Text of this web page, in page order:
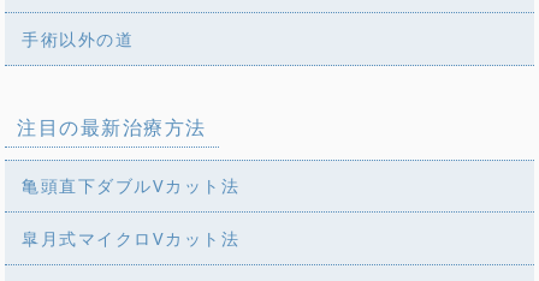
手術以外の道
注目の最新治療方法
亀頭直下ダブルVカット法
皐月式マイクロVカット法